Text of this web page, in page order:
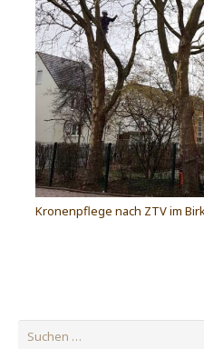
Kronenpflege nach ZTV im
Suchen